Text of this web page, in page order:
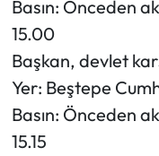
Basın: Önceden
15.00
Başkan, devlet
Yer: Beştepe
Basın: Önceden
15.15